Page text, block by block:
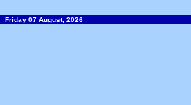
Friday 07 August, 2026